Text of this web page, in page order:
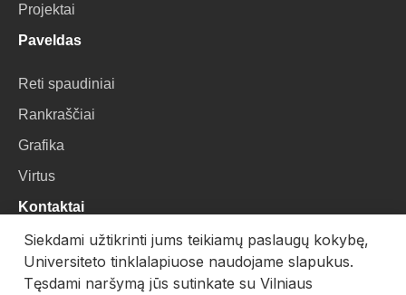
Projektai
Paveldas
Reti spaudiniai
Rankraščiai
Grafika
Virtus
Kontaktai
VU Biblioteka
Universiteto g. 3, LT-01122, Vilnius
Siekdami užtikrinti jums teikiamų paslaugų kokybę,
Universiteto tinklalapiuose naudojame slapukus.
Tęsdami naršymą jūs sutinkate su Vilniaus